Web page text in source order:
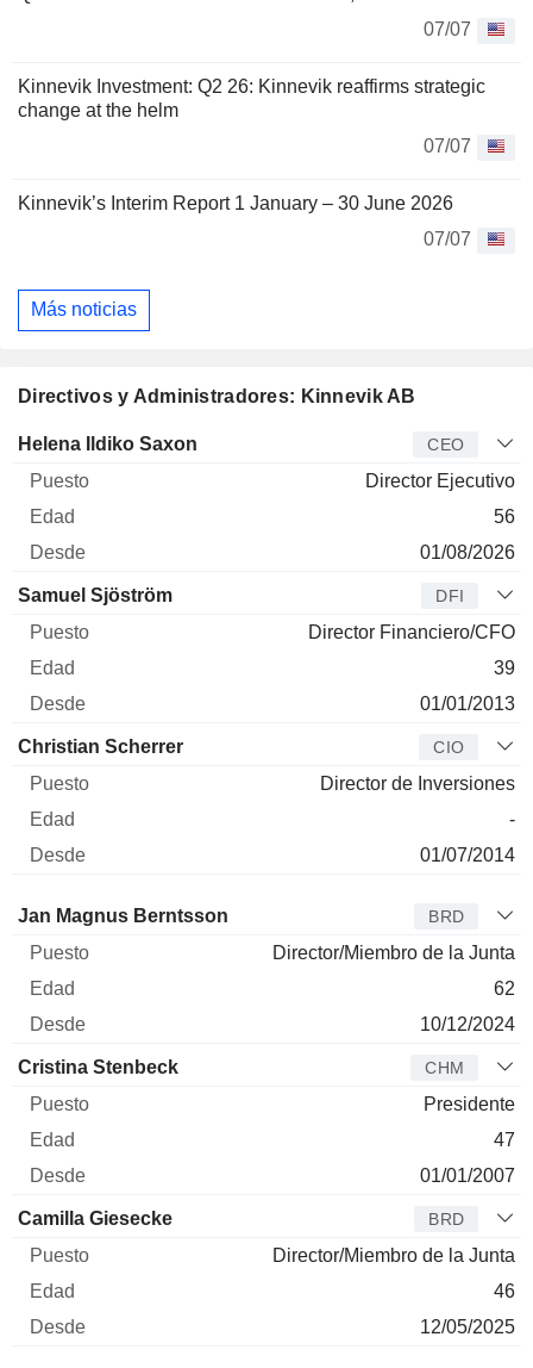
07/07
Kinnevik Investment: Q2 26: Kinnevik reaffirms strategic
change at the helm
07/07
Kinnevik’s Interim Report 1 January – 30 June 2026
07/07
Más noticias
Directivos y Administradores: Kinnevik AB
Director Puesto Edad
Helena Ildiko Saxon CEO
Director Ejecutivo
56
01/08/2026
Samuel Sjöström DFI
Director Financiero/CFO
39
01/01/2013
Christian Scherrer CIO
Director de Inversiones
-
01/07/2014
Administrador Puesto Edad
Jan Magnus Berntsson BRD
Director/Miembro de la Junta
62
10/12/2024
Cristina Stenbeck CHM
Presidente
47
01/01/2007
Camilla Giesecke BRD
Director/Miembro de la Junta
46
12/05/2025